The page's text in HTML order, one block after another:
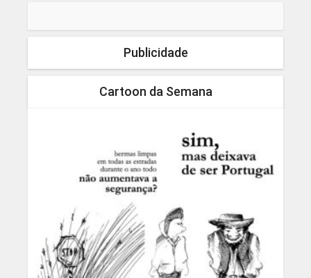
Publicidade
Cartoon da Semana